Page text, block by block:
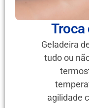
Troca
Geladeira
tudo ou
agilidade